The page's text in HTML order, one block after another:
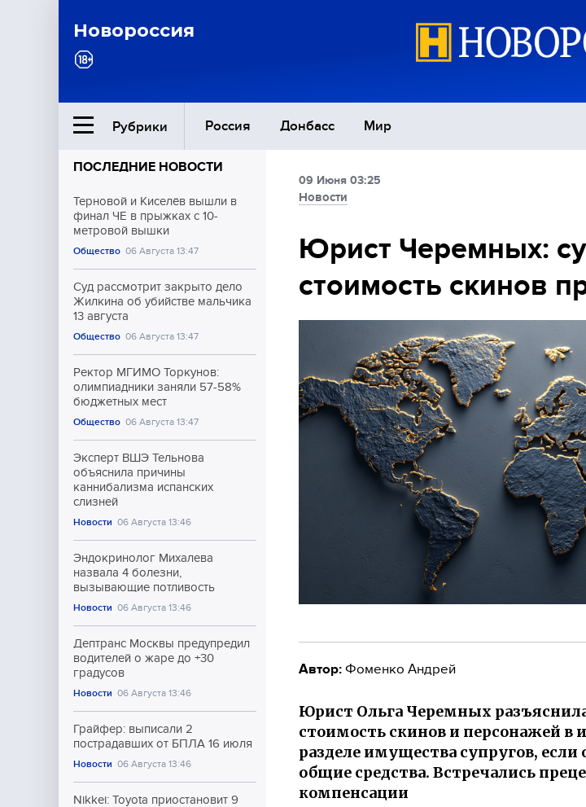
Новороссия
Рубрики Россия Донбасс Мир
Ближний Восток
Общество
Экономика
Культура
Спорт
ПОСЛЕДНИЕ НОВОСТИ
Терновой и Киселёв вышли в
финал ЧЕ в прыжках с 10-
метровой вышки
Общество 06 Августа 13:47
Суд рассмотрит закрыто дело
Жилкина об убийстве мальчика
13 августа
Общество 06 Августа 13:47
Ректор МГИМО Торкунов:
олимпиадники заняли 57-58%
бюджетных мест
Общество 06 Августа 13:47
Эксперт ВШЭ Тельнова
объяснила причины
каннибализма испанских
слизней
Новости 06 Августа 13:46
Эндокринолог Михалева
назвала 4 болезни,
вызывающие потливость
Новости 06 Августа 13:46
Дептранс Москвы предупредил
водителей о жаре до +30
градусов
Новости 06 Августа 13:46
Грайфер: выписали 2
пострадавших от БПЛА 16 июля
Новости 06 Августа 13:46
Nikkei: Toyota приостановит 9
09 Июня 03:25
Новости
Юрист Черемных:
стоимость скинов
Автор: Фоменко Андрей
Юрист Ольга Черемных
стоимость скинов и персонажей в
разделе имущества супругов,
общие средства. Встречались
компенсации